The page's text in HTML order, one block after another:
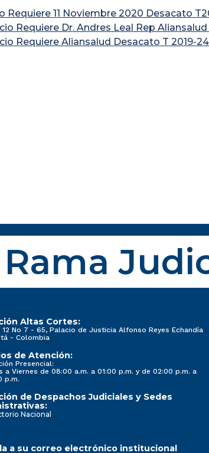
Requiere 11 Noviembre 2020 Desacato
Requiere Dr. Andres Leal Rep
Requiere Aliansalud Desacato T 2019-
Rama
Altas Cortes:
12 No 7 - 65, Palacio de Justicia Alfonso Reyes Echandía
- Colombia
de Atención:
Presencial:
a Viernes de 08:00 a.m. a 01:00 p.m. y de 02:00 p.m. a
p.m.
de Despachos Judiciales y Sedes
Nacional
a su correo electrónico institucional